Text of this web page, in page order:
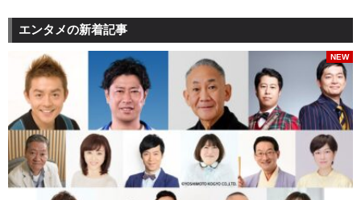
エンタメの新着記事
NEW